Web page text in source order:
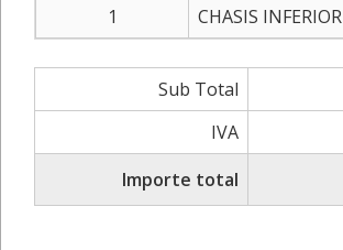
1
CHASIS INFERIOR
Sub Total
IVA
Importe total